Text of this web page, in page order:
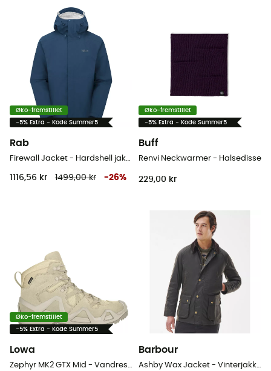
Øko-fremstillet
-5% Extra - Kode Summer5
Rab
1116,56 kr 1499,00 kr -26%
Øko-fremstillet
-5% Extra - Kode Summer5
Buff
Renvi Neckwarmer - Halsedisse
229,00 kr
Øko-fremstillet
-5% Extra - Kode Summer5
Lowa Barbour